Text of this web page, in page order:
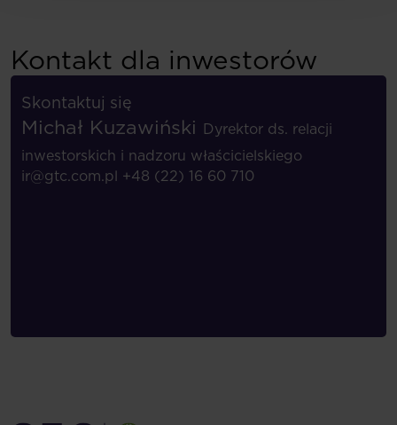
Kontakt dla inwestorów
Skontaktuj się
Michał Kuzawiński
Dyrektor ds. relacji
inwestorskich i nadzoru właścicielskiego
ir@gtc.com.pl +48 (22) 16 60 710